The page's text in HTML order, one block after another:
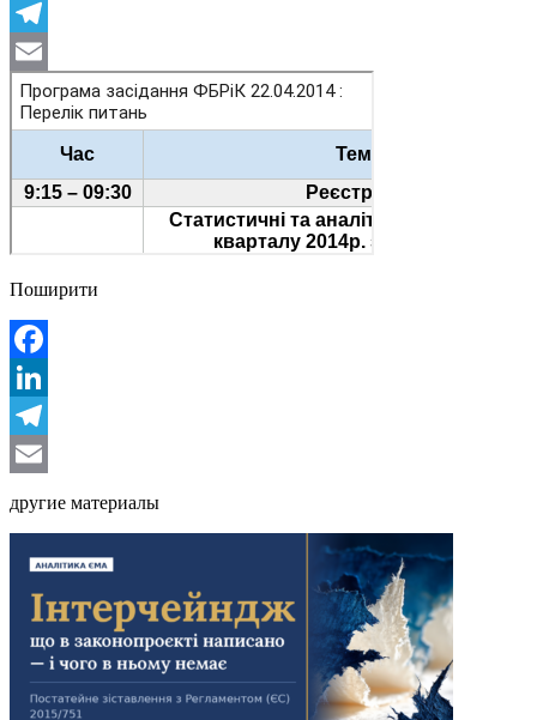
LinkedIn
Telegram
Email
Поширити
Facebook
LinkedIn
Telegram
другие материалы